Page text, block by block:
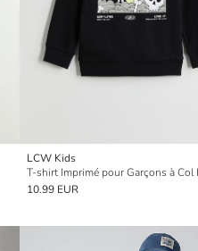
LCW Kids
T-shirt Imprimé pour Garçons à Col
10.99 EUR